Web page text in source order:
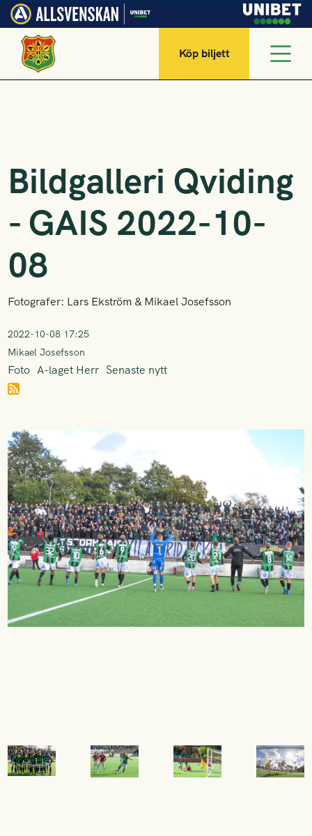
Köp biljett
Bildgalleri Qviding
- GAIS 2022-10-
08
Fotografer: Lars Ekström & Mikael Josefsson
2022-10-08 17:25
Mikael Josefsson
Foto A-laget Herr Senaste nytt